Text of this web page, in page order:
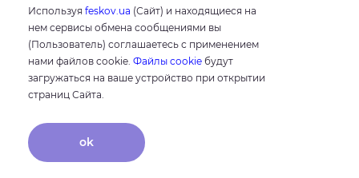
Используя feskov.ua (Сайт) и находящиеся на
нем сервисы обмена сообщениями вы
(Пользователь) соглашаетесь с применением
нами файлов cookie. Файлы cookie будут
загружаться на ваше устройство при открытии
страниц Сайта.
ok
Результаты
исследований
Контакты